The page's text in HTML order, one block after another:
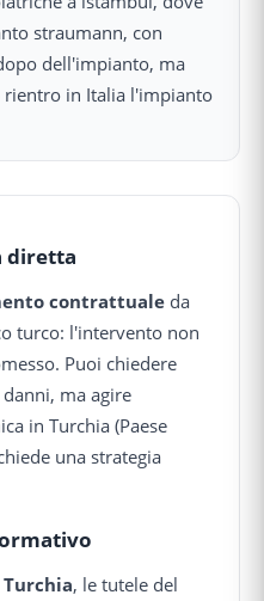
straumann, con
dell'impianto, ma
in Italia l'impianto
diretta
contrattuale da
turco: l'intervento non
Puoi chiedere
ma agire
in Turchia (Paese
una strategia
Turchia, le tutele del